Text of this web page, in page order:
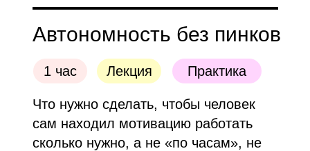
Автономность без пинков
1 час Лекция Практика
Что нужно сделать, чтобы человек
сам находил мотивацию работать
сколько нужно, а не «по часам», не